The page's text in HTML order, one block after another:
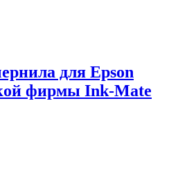
для Epson
фирмы Ink-Mate